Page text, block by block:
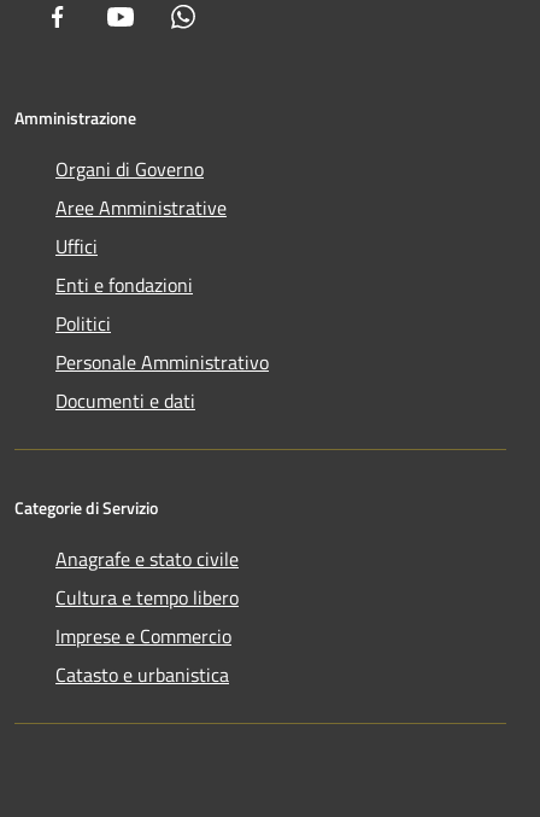
Facebook Youtube
Amministrazione
Organi di Governo
Aree Amministrative
Uffici
Enti e fondazioni
Politici
Personale Amministrativo
Documenti e dati
Categorie di Servizio
Anagrafe e stato civile
Cultura e tempo libero
Imprese e Commercio
Catasto e urbanistica